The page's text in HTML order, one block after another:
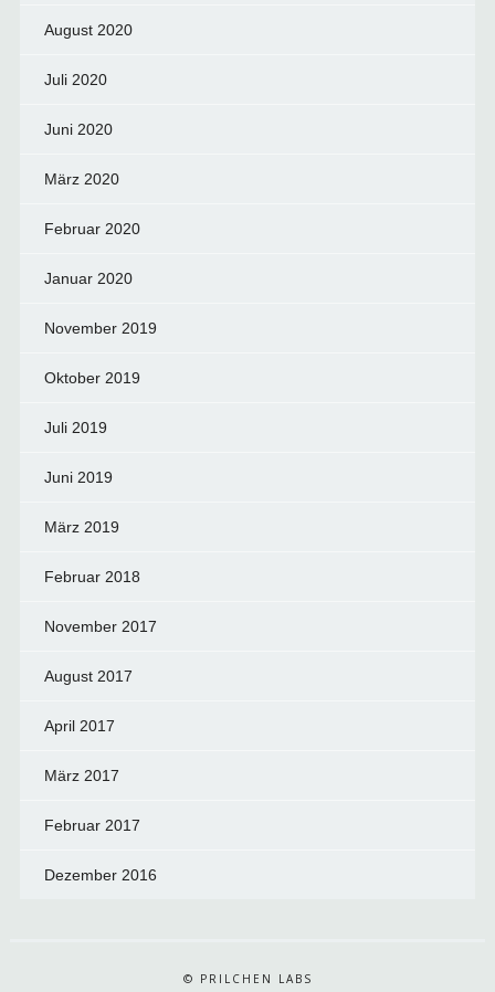
August 2020
Juli 2020
Juni 2020
März 2020
Februar 2020
Januar 2020
November 2019
Oktober 2019
Juli 2019
Juni 2019
März 2019
Februar 2018
November 2017
August 2017
April 2017
März 2017
Februar 2017
Dezember 2016
© PRILCHEN LABS